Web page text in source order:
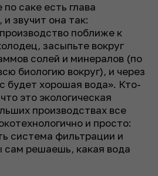
саке есть глава
звучит она так:
поближе к
засыпьте вокруг
солей и минералов (по
биологию вокруг), и через
будет хорошая вода». Кто-
это экологическая
производствах все
и просто:
система фильтрации и
сам решаешь, какая вода